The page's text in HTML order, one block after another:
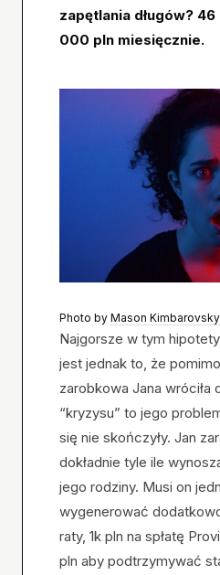
zapętlania długów?
000 pln miesięcznie.
Photo by Mason Kimbarovsky
Najgorsze w tym
jest jednak to, że
zarobkowa Jana wróciła
“kryzysu” to jego
się nie skończyły. Jan
dokładnie tyle ile
jego rodziny. Musi on
wygenerować
raty, 1k pln na spłatę
pln aby podtrzymywać